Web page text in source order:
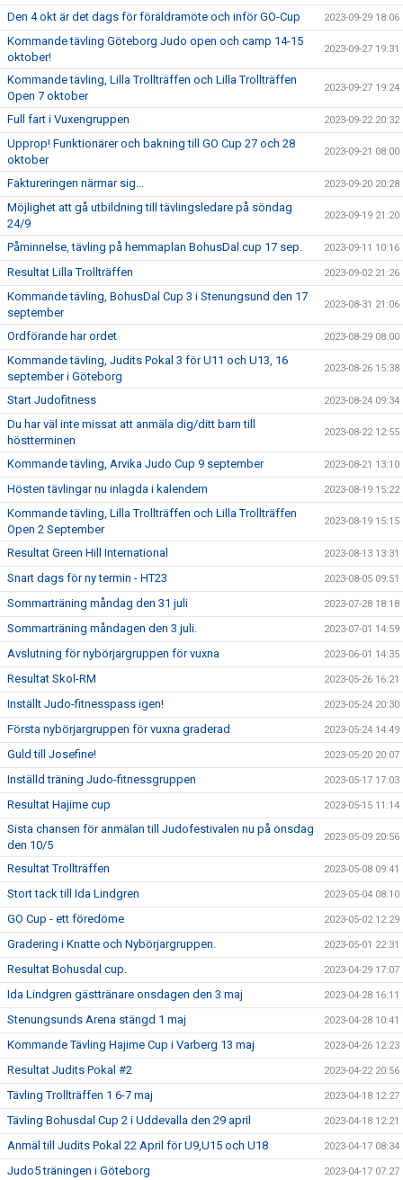
Den 4 okt är det dags för föräldramöte och inför GO-Cup 2023-09-29 18:06
Kommande tävling Göteborg Judo open och camp 14-15
oktober!
2023-09-27 19:31
Kommande tävling, Lilla Trollträffen och Lilla Trollträffen
Open 7 oktober
2023-09-27 19:24
Full fart i Vuxengruppen 2023-09-22 20:32
Upprop! Funktionärer och bakning till GO Cup 27 och 28
oktober
2023-09-21 08:00
Faktureringen närmar sig... 2023-09-20 20:28
Möjlighet att gå utbildning till tävlingsledare på söndag
24/9
2023-09-19 21:20
Påminnelse, tävling på hemmaplan BohusDal cup 17 sep. 2023-09-11 10:16
Resultat Lilla Trollträffen 2023-09-02 21:26
Kommande tävling, BohusDal Cup 3 i Stenungsund den 17
september
2023-08-31 21:06
Ordförande har ordet 2023-08-29 08:00
Kommande tävling, Judits Pokal 3 för U11 och U13, 16
september i Göteborg
2023-08-26 15:38
Start Judofitness 2023-08-24 09:34
Du har väl inte missat att anmäla dig/ditt barn till
höstterminen
2023-08-22 12:55
Kommande tävling, Arvika Judo Cup 9 september 2023-08-21 13:10
Hösten tävlingar nu inlagda i kalendern 2023-08-19 15:22
Kommande tävling, Lilla Trollträffen och Lilla Trollträffen
Open 2 September
2023-08-19 15:15
Resultat Green Hill International 2023-08-13 13:31
Snart dags för ny termin - HT23 2023-08-05 09:51
Sommarträning måndag den 31 juli 2023-07-28 18:18
Sommarträning måndagen den 3 juli. 2023-07-01 14:59
Avslutning för nybörjargruppen för vuxna 2023-06-01 14:35
Resultat Skol-RM 2023-05-26 16:21
Inställt Judo-fitnesspass igen! 2023-05-24 20:30
Första nybörjargruppen för vuxna graderad 2023-05-24 14:49
Guld till Josefine! 2023-05-20 20:07
Inställd träning Judo-fitnessgruppen 2023-05-17 17:03
Resultat Hajime cup 2023-05-15 11:14
Sista chansen för anmälan till Judofestivalen nu på onsdag
den 10/5
2023-05-09 20:56
Resultat Trollträffen 2023-05-08 09:41
Stort tack till Ida Lindgren 2023-05-04 08:10
GO Cup - ett föredöme 2023-05-02 12:29
Gradering i Knatte och Nybörjargruppen. 2023-05-01 22:31
Resultat Bohusdal cup. 2023-04-29 17:07
Ida Lindgren gästtränare onsdagen den 3 maj 2023-04-28 16:11
Stenungsunds Arena stängd 1 maj 2023-04-28 10:41
Kommande Tävling Hajime Cup i Varberg 13 maj 2023-04-26 12:23
Resultat Judits Pokal #2 2023-04-22 20:56
Tävling Trollträffen 1 6-7 maj 2023-04-18 12:27
Tävling Bohusdal Cup 2 i Uddevalla den 29 april 2023-04-18 12:21
Anmäl till Judits Pokal 22 April för U9,U15 och U18 2023-04-17 08:34
Judo5 träningen i Göteborg 2023-04-17 07:27